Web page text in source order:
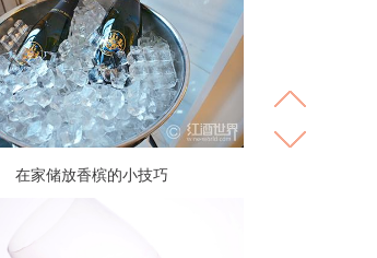
在家储放香槟的小技巧